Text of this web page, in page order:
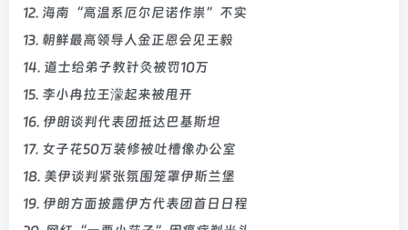
12. 海南“高温系厄尔尼诺作祟”不实
13. 朝鲜最高领导人金正恩会见王毅
14. 道士给弟子教针灸被罚10万
15. 李小冉拉王濛起来被甩开
16. 伊朗谈判代表团抵达巴基斯坦
17. 女子花50万装修被吐槽像办公室
18. 美伊谈判紧张氛围笼罩伊斯兰堡
19. 伊朗方面披露伊方代表团首日日程